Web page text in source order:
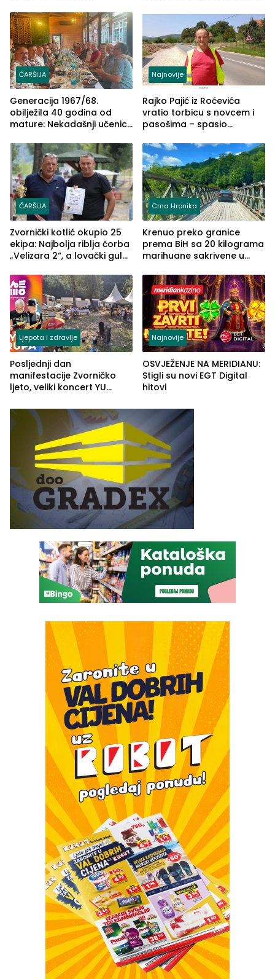
ČARŠIJA
Generacija 1967/68.
obilježila 40 godina od
mature: Nekadašnji učenici
(FOTO)
Najnovije
Rajko Pajić iz Roćevića
vratio torbicu s novcem i
pasošima – spasio
Grčkoj
ČARŠIJA
Zvornički kotlić okupio 25
ekipa: Najbolja riblja čorba
„Velizara 2“, a lovački gulaš
Crna Hronika
Krenuo preko granice
prema BiH sa 20 kilograma
marihuane sakrivene u
Ljepota i zdravlje
Posljednji dan
manifestacije Zvorničko
ljeto, veliki koncert YU
ove godine
Najnovije
OSVJEŽENJE NA MERIDIANU:
Stigli su novi EGT Digital
hitovi